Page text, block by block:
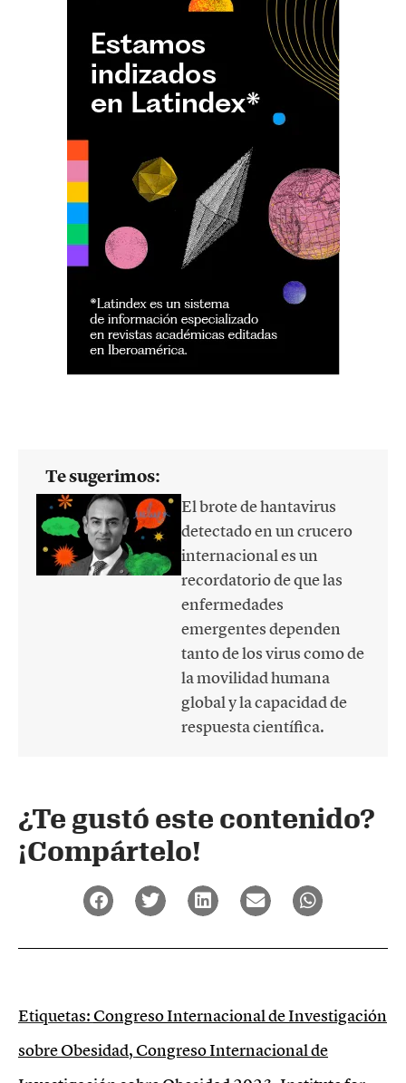
Te sugerimos:
El brote de hantavirus
detectado en un crucero
internacional es un
recordatorio de que las
enfermedades
emergentes dependen
tanto de los virus como de
la movilidad humana
global y la capacidad de
respuesta científica.
¿Te gustó este contenido?
¡Compártelo!
Etiquetas:Congreso Internacional de Investigación
sobre Obesidad,Congreso Internacional de